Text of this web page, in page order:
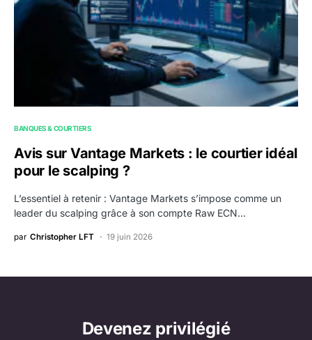
BANQUES & COURTIERS
Avis sur Vantage Markets : le courtier idéal
pour le scalping ?
L’essentiel à retenir : Vantage Markets s’impose comme un
leader du scalping grâce à son compte Raw ECN…
par Christopher LFT 19 juin 2026
Devenez privilégié